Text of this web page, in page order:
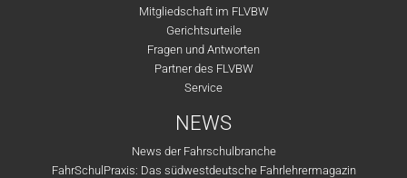
Mitgliedschaft im FLVBW
Gerichtsurteile
Fragen und Antworten
Partner des FLVBW
Service
NEWS
News der Fahrschulbranche
FahrSchulPraxis: Das südwestdeutsche Fahrlehrermagazin